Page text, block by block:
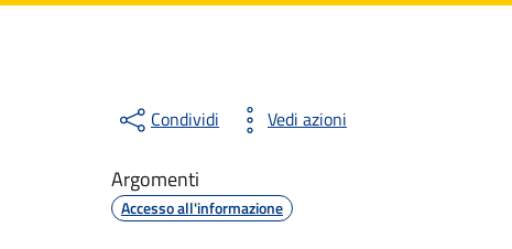
Condividi Vedi azioni
Argomenti
Accesso all'informazione